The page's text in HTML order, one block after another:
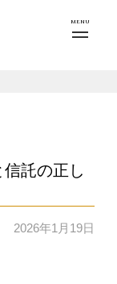
MENU
託の正し
2026年1月19日